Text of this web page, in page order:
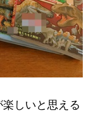
しいと思える